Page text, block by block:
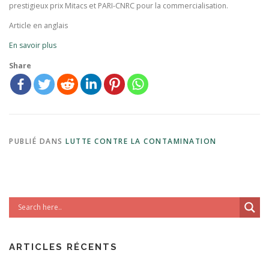
prestigieux prix Mitacs et PARI-CNRC pour la commercialisation.
Article en anglais
En savoir plus
Share
PUBLIÉ DANS LUTTE CONTRE LA CONTAMINATION
ARTICLES RÉCENTS